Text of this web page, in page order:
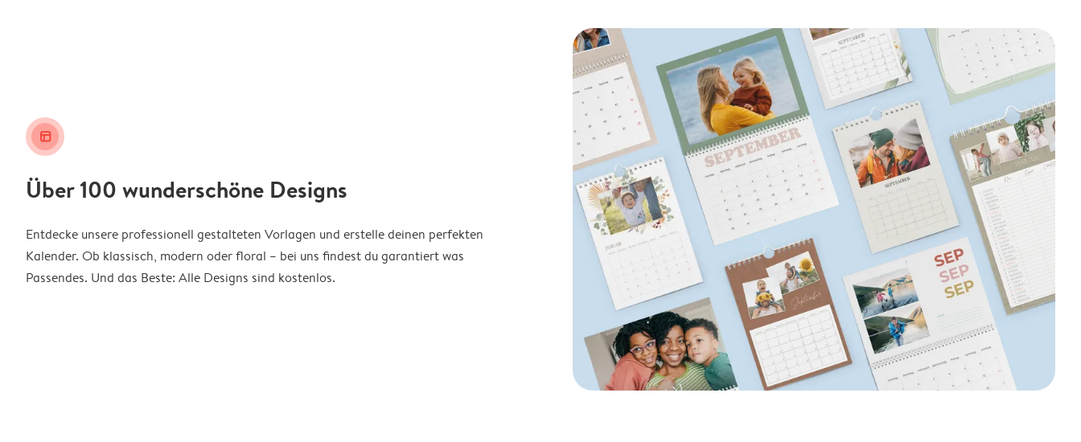
layout_alt
Über 100 wunderschöne Designs
Entdecke unsere professionell gestalteten Vorlagen und erstelle deinen perfekten
Kalender. Ob klassisch, modern oder floral – bei uns findest du garantiert was
Passendes. Und das Beste: Alle Designs sind kostenlos.